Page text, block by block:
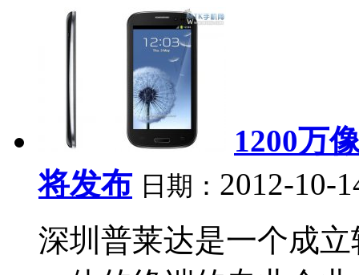
1200万
将发布 日期： 2012-10-
深圳普莱达是一个成